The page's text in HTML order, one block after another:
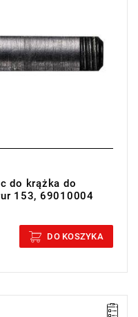
do krążka do
153, 69010004
DO KOSZYKA